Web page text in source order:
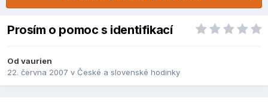
Prosím o pomoc s identifikací
Od vaurien
22. června 2007 v České a slovenské hodinky